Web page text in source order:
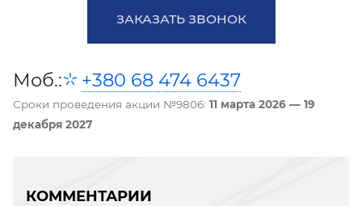
ЗАКАЗАТЬ ЗВОНОК
Моб.: +380 68 474 6437
Сроки проведения акции №9806: 11 марта 2026 — 19
декабря 2027
КОММЕНТАРИИ